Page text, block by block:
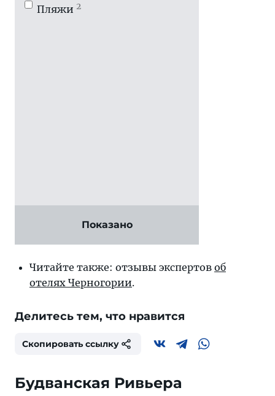
Показано
Пляжи 2
Читайте также: отзывы экспертов об
отелях Черногории.
Делитесь тем, что нравится
Скопировать ссылку
Будванская Ривьера